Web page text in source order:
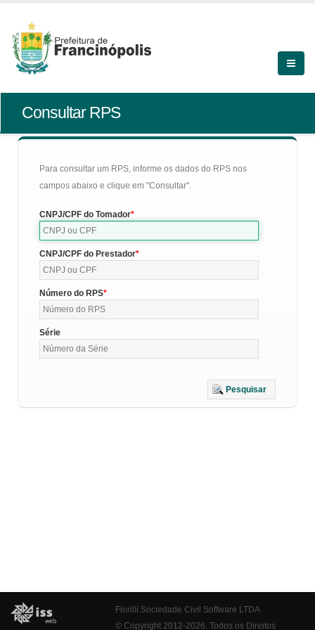
Consultar RPS
Para consultar um RPS, informe os dados do RPS nos
campos abaixo e clique em "Consultar".
CNPJ/CPF do Tomador
CNPJ/CPF do Prestador
Número do RPS
Série
Pesquisar
Fiorilli Sociedade Civil Software LTDA
© Copyright 2012-2026. Todos os Direitos